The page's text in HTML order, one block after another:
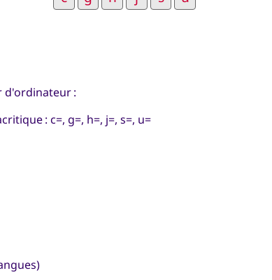
d'ordinateur :
: c=, g=, h=, j=, s=, u=